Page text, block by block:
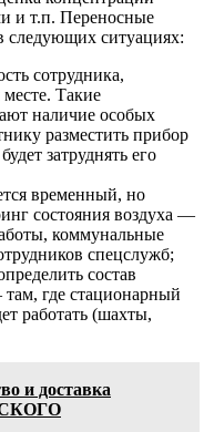
и т.п. Переносные
следующих ситуациях:
сотрудника,
Такие
наличие особых
разместить прибор
затруднять его
временный, но
состояния воздуха —
коммунальные
спецслужб;
состав
где стационарный
работать (шахты,
и доставка